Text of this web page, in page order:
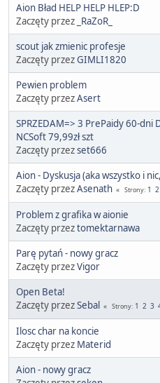
Aion Bład HELP HELP HLEP:D
Zaczęty przez _RaZoR_
scout jak zmienic profesje
Zaczęty przezGIMLI1820
Pewien problem
Zaczęty przezAsert
SPRZEDAM=> 3 PrePaidy 60-dni
NCSoft 79,99zł szt
Zaczęty przezset666
Aion - Dyskusja (aka wszystko i
Zaczęty przezAsenath Strony 1 2
Problem z grafika w aionie
Zaczęty przeztomektarnawa
Parę pytań - nowy gracz
Zaczęty przezVigor
Open Beta!
Zaczęty przezSebal Strony 1 2 3
Ilosc char na koncie
Zaczęty przez Materid
Aion - nowy gracz